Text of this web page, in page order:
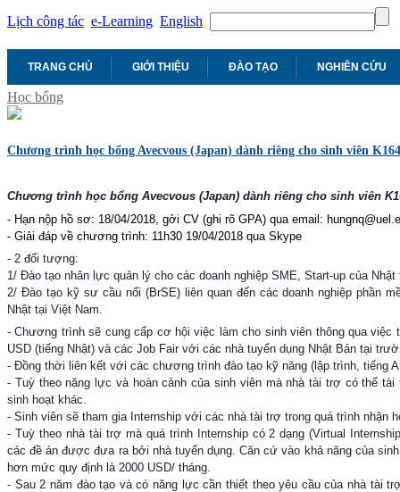
Lịch công tác e-Learning English
TRANG CHỦ GIỚI THIỆU ĐÀO TẠO NGHIÊN CỨU
Học bổng
Chương trình học bổng Avecvous (Japan) dành riêng cho sinh viên
Chương trình học bổng Avecvous (Japan) dành riêng cho sinh viên
- Hạn nộp hồ sơ: 18/04/2018, gởi CV (ghi rõ GPA) qua email:
- Giải đáp về chương trình: 11h30 19/04/2018 qua Skype
- 2 đối tượng:
1/ Đào tạo nhân lực quản lý cho các doanh nghiệp SME, Start-up của
2/ Đào tạo kỹ sư cầu nối (BrSE) liên quan đến các doanh nghiệp phần
Nhật tại Việt Nam.
- Chương trình sẽ cung cấp cơ hội việc làm cho sinh viên thông qua việc
USD (tiếng Nhật) và các Job Fair với các nhà tuyển dụng Nhật Bản tại
- Đồng thời liên kết với các chương trình đào tạo kỹ năng (lập trình, tiếng
- Tuỳ theo năng lực và hoàn cảnh của sinh viên mà nhà tài trợ có thể
sinh hoạt khác.
- Sinh viên sẽ tham gia Internship với các nhà tài trợ trong quá trình nhận
- Tuỳ theo nhà tài trợ mà quá trình Internship có 2 dạng (Virtual
các đề án được đưa ra bởi nhà tuyển dụng. Căn cứ vào khả năng của
hơn mức quy định là 2000 USD/ tháng.
- Sau 2 năm đào tạo và có năng lực cần thiết theo yêu cầu của nhà tài